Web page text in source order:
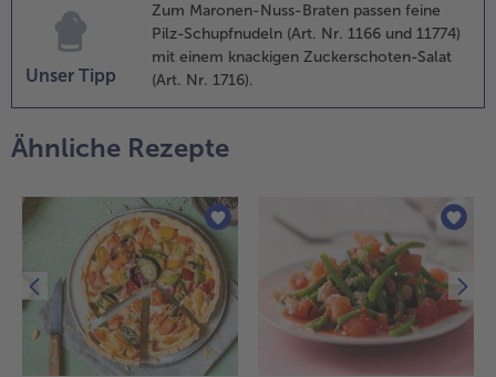
mit
in die
und glatt
Die
mit
und
Unser Tipp
Zum Maronen-Nuss-Braten passen feine
Pilz-Schupfnudeln (Art. Nr. 1166 und 11774)
mit einem knackigen Zuckerschoten-Salat
(Art. Nr. 1716).
Ähnliche Rezepte